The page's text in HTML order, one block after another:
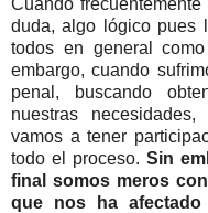
duda, algo lógico pues
todos en general
embargo, cuando
penal, buscando
nuestras
vamos a tener
todo el proceso.Sin
final somos meros
que nos ha afectado